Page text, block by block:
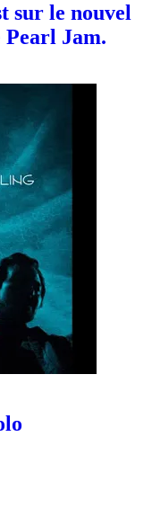
sur le nouvel
Pearl Jam.